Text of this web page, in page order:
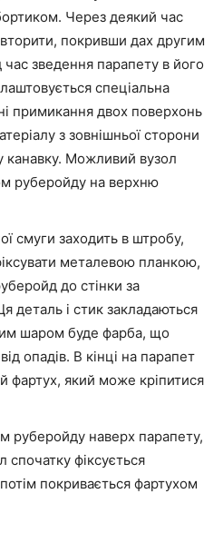
Через деякий час
покривши дах другим
зведення парапету в його
спеціальна
примикання двох поверхонь
з зовнішньої сторони
канавку. Можливий вузол
руберойду на верхню
смуги заходить в штробу,
металевою планкою,
до стінки за
деталь і стик закладаються
шаром буде фарба, що
опадів. В кінці на парапет
фартух, який може кріпитися
руберойду наверх парапету,
спочатку фіксується
покривається фартухом